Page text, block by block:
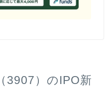
3907）のIPO新